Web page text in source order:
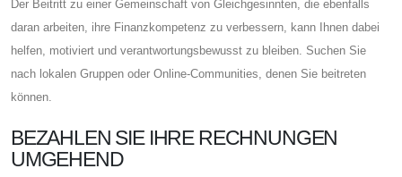
Der Beitritt zu einer Gemeinschaft von Gleichgesinnten, die ebenfalls
daran arbeiten, ihre Finanzkompetenz zu verbessern, kann Ihnen dabei
helfen, motiviert und verantwortungsbewusst zu bleiben. Suchen Sie
nach lokalen Gruppen oder Online-Communities, denen Sie beitreten
können.
BEZAHLEN SIE IHRE RECHNUNGEN
UMGEHEND